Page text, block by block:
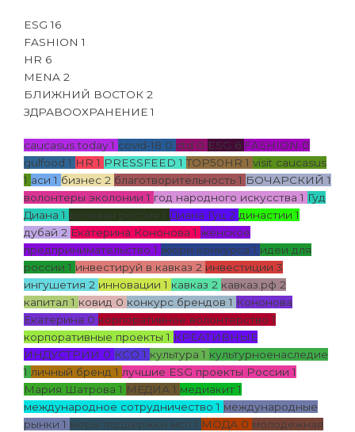
ESG 16
FASHION 1
HR 6
MENA 2
БЛИЖНИЙ ВОСТОК 2
ЗДРАВООХРАНЕНИЕ 1
caucasus today 1 covid-18 0 ctd 0 ESG 6 FASHION 0
gulfood 1 HR 1 PRESSFEED 1 TOP50HR 1 visit caucasus
1 аси 1 бизнес 2 благотворительность 1 БОЧАРСКИЙ 1
волонтеры эколонии 1 год народного искусства 1 Гуд
Диана 1 деловая россия 1 Диана Гуц 2 династии 1
дубай 2 Екатерина Кононова 1 женское
предпринимательство 1 жюри конкурса 1 идеи для
россии 1 инвестируй в кавказ 2 инвестиции 3
ингушетия 2 инновации 1 кавказ 2 кавказ.рф 2
капитал 1 ковид 0 конкурс брендов 1 Кононова
Екатерина 0 корпоративное волонтерство 1
корпоративные проекты 1 КРЕАТИВНЫЕ
ИНДУСТРИИ 0 КСО 1 культура 1 культурноенаследие
1 личный бренд 1 лучшие ESG проекты России 1
Мария Шатрова 1 МЕДИА 1 медиакит 1
международное сотрудничество 1 международные
рынки 1 меры поддержки мсп 1 МОДА 0 молодежная